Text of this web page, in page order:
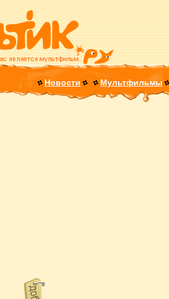
Новости Мультфильмы